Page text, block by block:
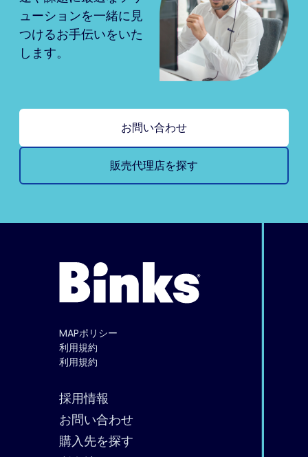
ューションを一緒に見
つけるお手伝いをいた
します。
お問い合わせ
販売代理店を探す
MAPポリシー
利用規約
利用規約
採用情報
お問い合わせ
購入先を探す